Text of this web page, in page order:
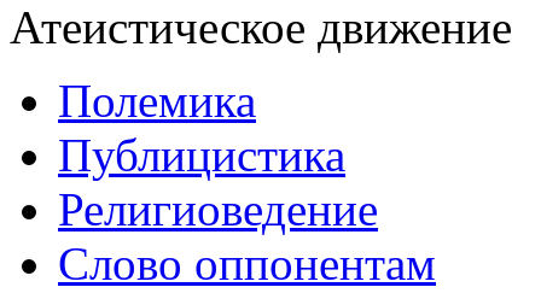
Атеистическое движение
Полемика
Публицистика
Религиоведение
Слово оппонентам